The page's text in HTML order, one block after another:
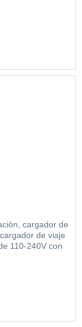
cargador de
de viaje
110-240V con